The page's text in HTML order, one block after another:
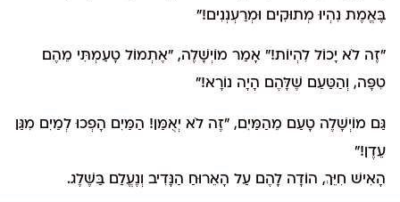
בֶּאֱמֶת נִהְיוּ מְתוּקִים וּמְרַעְנְנִים!"
"זֶה לֹא יָכוֹל לִהְיוֹת!" אָמַר מוֹיְשָׁלֶה, "אֶתְמוֹל טָעַמְתִּי מֵהֶם
טִפָּה, וְהַטַּעַם שֶׁלָּהֶם הָיָה נוֹרָא!"
גַּם מוֹיְשָׁלֶה טָעַם מֵהַמַּיִם, "זֶה לֹא יְאֻמַּן! הַמַּיִם הָפְכוּ לְמַיִם מִגַּן
עֵדֶן!"
הָאִישׁ חִיֵּךְ, הוֹדָה לָהֶם עַל הָאֵרוּחַ הַנָּדִיב וְנֶעֱלַם בַּשֶּׁלֶג.